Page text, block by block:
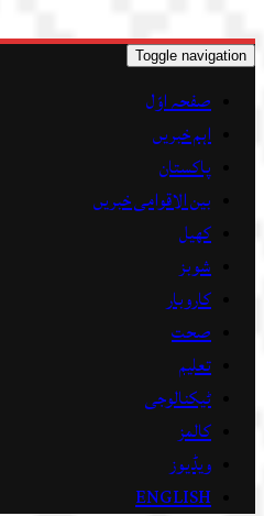
Toggle navigation
صفحہ اوّل
اہم خبریں
پاکستان
بین الاقوامی خبریں
کھیل
شوبز
کاروبار
صحت
تعلیم
ٹیکنالوجی
کالمز
ویڈیوز
ENGLISH